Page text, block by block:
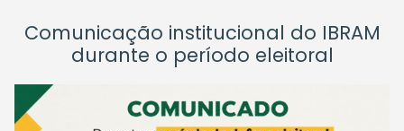
Comunicação institucional do IBRAM
durante o período eleitoral